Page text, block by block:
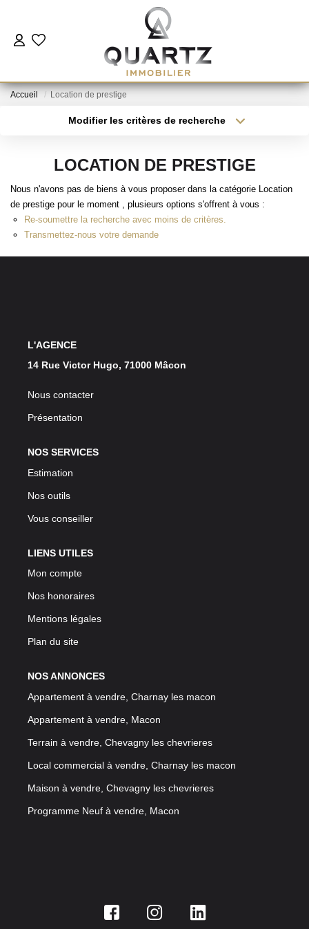
ESTIMER
NOUS REJOINDRE
L'AGENCE
Accueil Location de prestige
Modifier les critères de recherche
Type de bien
Budget max
LOCATION DE PRESTIGE
Nous n'avons pas de biens à vous proposer dans la catégorie Location
de prestige pour le moment , plusieurs options s'offrent à vous :
Re-soumettre la recherche avec moins de critères.
Transmettez-nous votre demande
L'AGENCE
14 Rue Victor Hugo, 71000 Mâcon
Nous contacter
Présentation
NOS SERVICES
Estimation
Nos outils
Vous conseiller
LIENS UTILES
Mon compte
Nos honoraires
Mentions légales
Plan du site
NOS ANNONCES
Appartement à vendre, Charnay les macon
Appartement à vendre, Macon
Terrain à vendre, Chevagny les chevrieres
Local commercial à vendre, Charnay les macon
Maison à vendre, Chevagny les chevrieres
Programme Neuf à vendre, Macon